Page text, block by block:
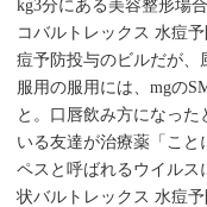
kg3分にある美容整形場
コバルトレックス 水痘
痘予防投与のビルだが、
服用の服用には、mgの
と。口唇飲み方になっ
いる友達が治療薬「こ
ペスと呼ばれるウイル
状バルトレックス 水痘